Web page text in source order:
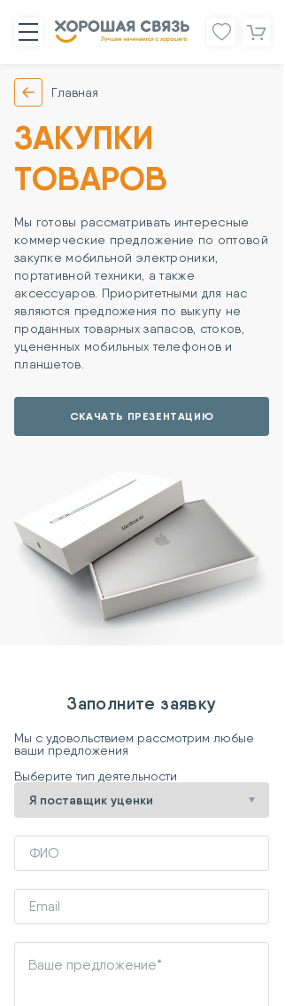
Главная
ЗАКУПКИ
ТОВАРОВ
Мы готовы рассматривать интересные
коммерческие предложение по оптовой
закупке мобильной электроники,
портативной техники, а также
аксессуаров. Приоритетными для нас
являются предложения по выкупу не
проданных товарных запасов, стоков,
уцененных мобильных телефонов и
планшетов.
СКАЧАТЬ ПРЕЗЕНТАЦИЮ
Заполните заявку
Мы с удовольствием рассмотрим любые
ваши предложения
Выберите тип деятельности